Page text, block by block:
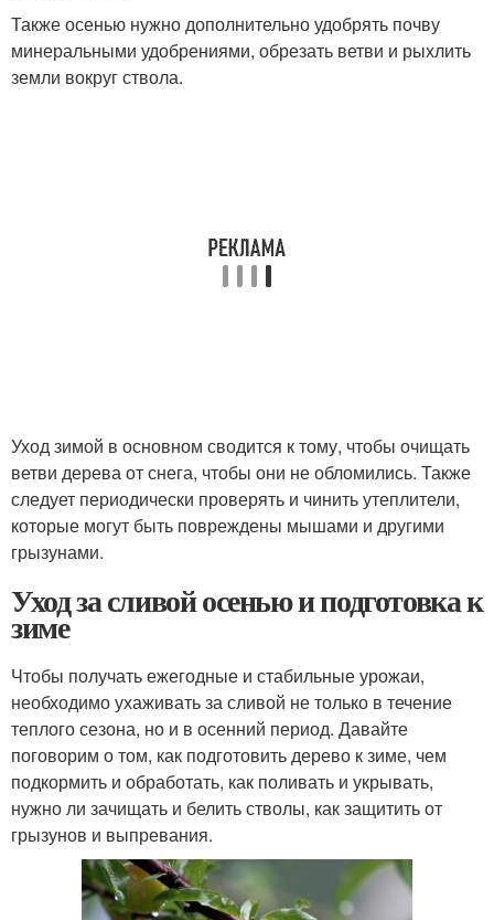
Также осенью нужно дополнительно удобрять почву
минеральными удобрениями, обрезать ветви и рыхлить
земли вокруг ствола.
Уход зимой в основном сводится к тому, чтобы очищать
ветви дерева от снега, чтобы они не обломились. Также
следует периодически проверять и чинить утеплители,
которые могут быть повреждены мышами и другими
грызунами.
Уход за сливой осенью и подготовка к
зиме
Чтобы получать ежегодные и стабильные урожаи,
необходимо ухаживать за сливой не только в течение
теплого сезона, но и в осенний период. Давайте
поговорим о том, как подготовить дерево к зиме, чем
подкормить и обработать, как поливать и укрывать,
нужно ли зачищать и белить стволы, как защитить от
грызунов и выпревания.